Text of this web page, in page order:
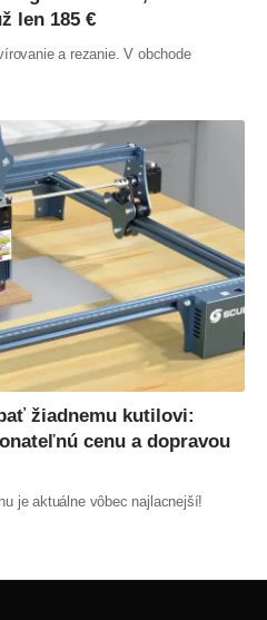
len 185 €
a rezanie. V obchode
žiadnemu kutilovi:
cenu a dopravou
je aktuálne vôbec najlacnejší!